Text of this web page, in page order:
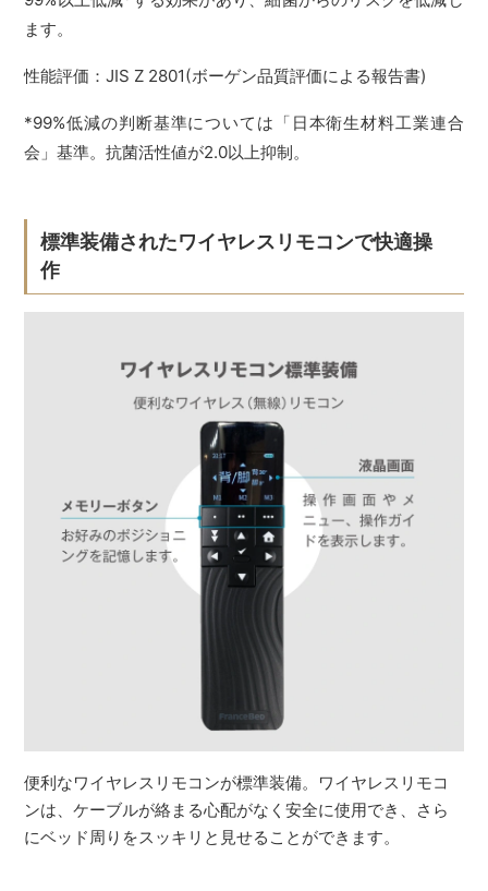
ます。
性能評価：JIS Z 2801(ボーゲン品質評価による報告書)
*99%低減の判断基準については「日本衛生材料工業連合
会」基準。抗菌活性値が2.0以上抑制。
標準装備されたワイヤレスリモコンで快適操
作
便利なワイヤレスリモコンが標準装備。ワイヤレスリモコ
ンは、ケーブルが絡まる心配がなく安全に使用でき、さら
にベッド周りをスッキリと見せることができます。